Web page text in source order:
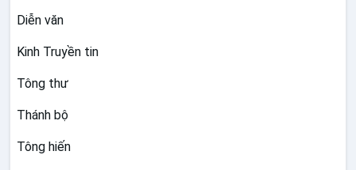
Diễn văn
Kinh Truyền tin
Tông thư
Thánh bộ
Tông hiến